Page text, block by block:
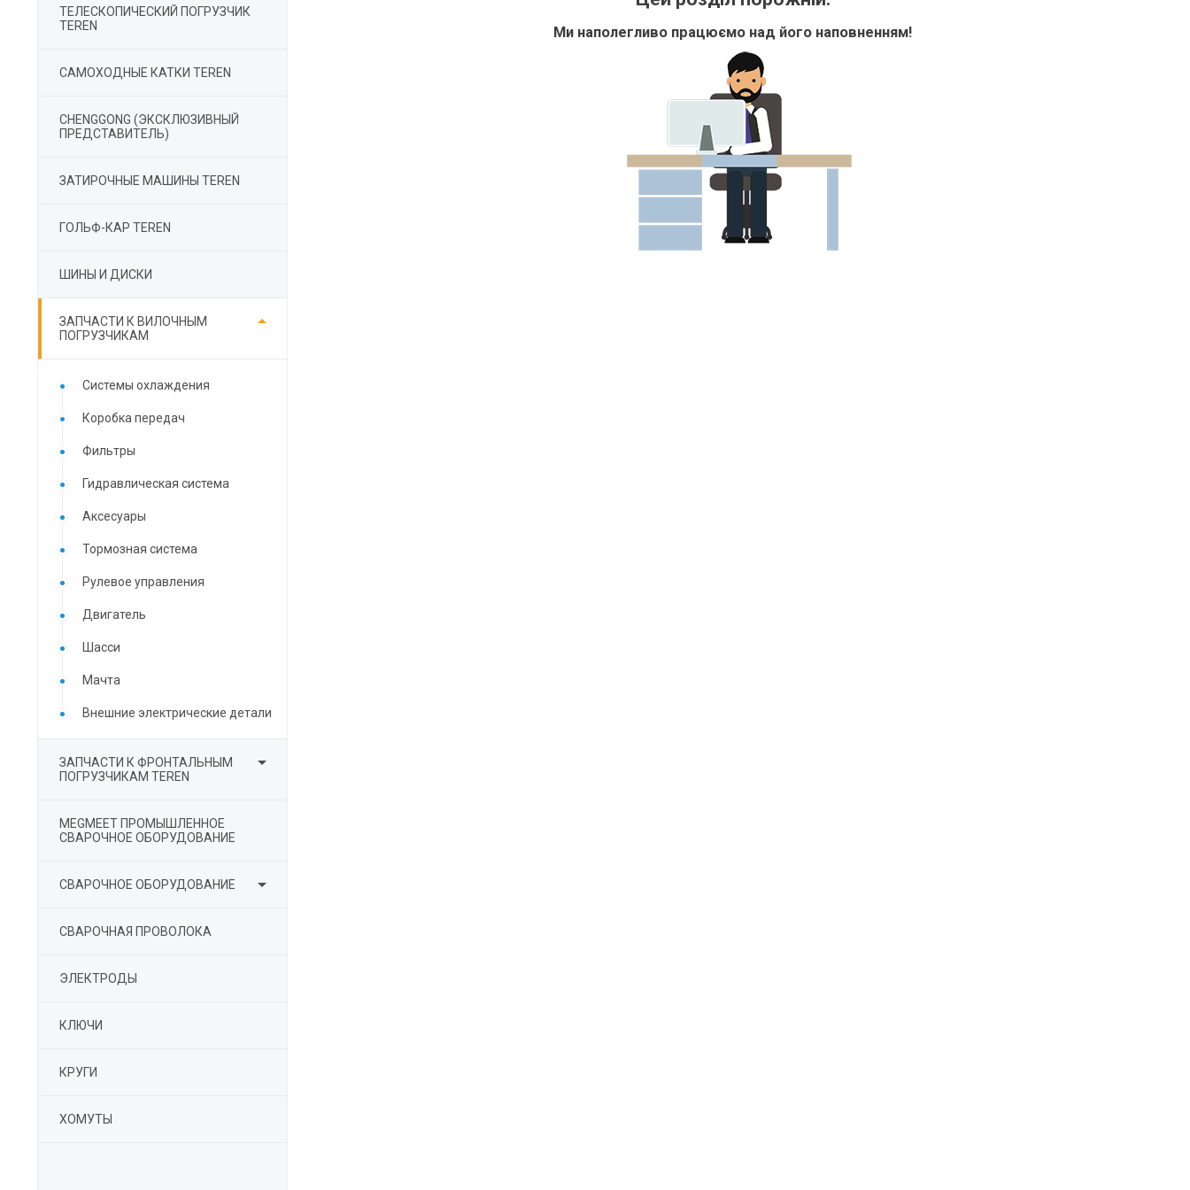
ТЕЛЕСКОПИЧЕСКИЙ ПОГРУЗЧИК
TEREN
САМОХОДНЫЕ КАТКИ TEREN
СHENGGONG (ЭКСКЛЮЗИВНЫЙ
ПРЕДСТАВИТЕЛЬ)
ЗАТИРОЧНЫЕ МАШИНЫ TEREN
ГОЛЬФ-КАР TEREN
ШИНЫ И ДИСКИ
ЗАПЧАСТИ К ВИЛОЧНЫМ
ПОГРУЗЧИКАМ

Cистемы охлаждения
Коробка передач
Фильтры
Гидравлическая система
Аксесуары
Тормозная система
Рулевое управления
Двигатель
Шасси
Мачта
Внешние электрические детали
ЗАПЧАСТИ К ФРОНТАЛЬНЫМ
ПОГРУЗЧИКАМ TEREN

MEGMEET ПРОМЫШЛЕННОЕ
СВАРОЧНОЕ ОБОРУДОВАНИЕ
СВАРОЧНОЕ ОБОРУДОВАНИЕ 
СВАРОЧНАЯ ПРОВОЛОКА
ЭЛЕКТРОДЫ
КЛЮЧИ
КРУГИ
ХОМУТЫ
Ми наполегливо працюємо над його наповненням!